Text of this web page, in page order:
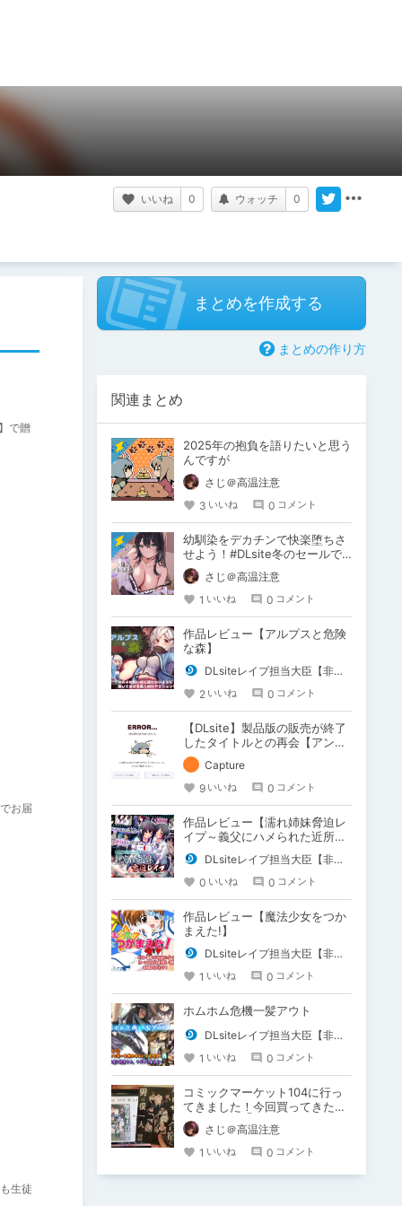
いいね 0 ウォッチ 0
で贈
お届
生徒
まとめを作成する
まとめの作り方
関連まとめ
2025年の抱負を語りたいと思う
んですが
さじ＠高温注意
3 いいね 0 コメント
幼馴染をデカチンで快楽堕ちさ
せよう！#DLsite冬のセールで
買ったもの
さじ＠高温注意
1 いいね 0 コメント
作品レビュー【アルプスと危険
な森】
DLsiteレイプ担当大臣【非公式】
2 いいね 0 コメント
【DLsite】製品版の販売が終了
したタイトルとの再会【アンテ
ナ】
Capture
9 いいね 0 コメント
作品レビュー【濡れ姉妹脅迫レ
イプ～義父にハメられた近所で
有名な美人姉妹～(モーションコ
ミック版)】
DLsiteレイプ担当大臣【非公式】
0 いいね 0 コメント
作品レビュー【魔法少女をつか
まえた!】
DLsiteレイプ担当大臣【非公式】
1 いいね 0 コメント
ホムホム危機一髪アウト
DLsiteレイプ担当大臣【非公式】
1 いいね 0 コメント
コミックマーケット104に行っ
てきました！今回買ってきた作
品を紹介！③
さじ＠高温注意
1 いいね 0 コメント